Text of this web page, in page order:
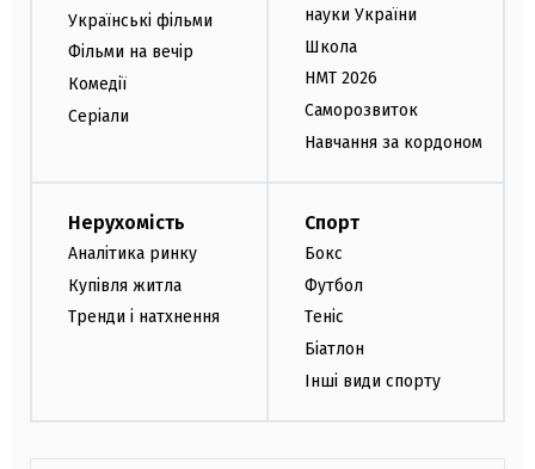
Українські фільми
Фільми на вечір
Комедії
Серіали
науки України
Школа
НМТ 2026
Саморозвиток
Навчання за кордоном
Нерухомість
Аналітика ринку
Купівля житла
Тренди і натхнення
Спорт
Бокс
Футбол
Теніс
Біатлон
Інші види спорту